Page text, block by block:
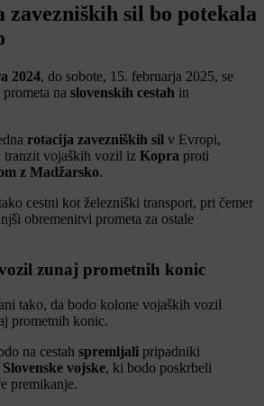
zavezniških sil bo potekala
2024, do sobote, 15. februarja 2025, se
na slovenskih cestah in
rotacija zavezniških sil v Evropi,
tranzit vojaških vozil iz Kopra proti
z Madžarsko.
cestni kot železniški transport, pri čemer
obremenitvi prometa za ostale
zunaj prometnih konic
tako, da bodo kolone vojaških vozil
prometnih konic.
na cestah spremljali pripadniki
vojske, ki bodo poskrbeli
premikanje.